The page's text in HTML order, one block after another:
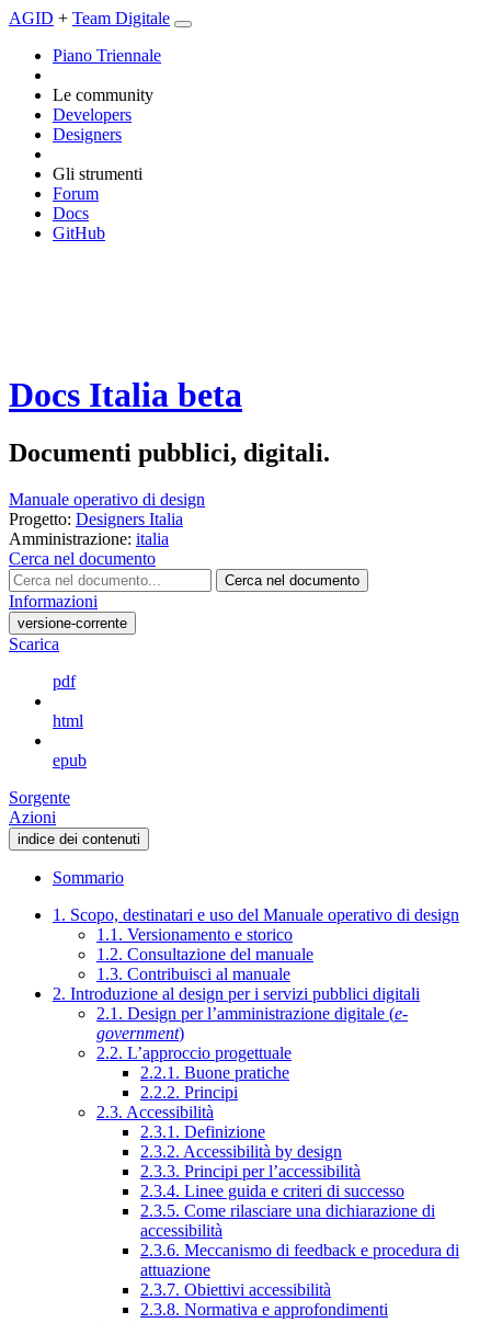
AGID + Team Digitale
Piano Triennale
Le community
Developers
Designers
Gli strumenti
Forum
Docs
GitHub
Docs Italia beta
Documenti pubblici, digitali.
Manuale operativo di design
Progetto: Designers Italia
Amministrazione: italia
Cerca nel documento
Cerca nel documento
Informazioni
versione-corrente
Scarica
pdf
html
epub
Sorgente
Azioni
indice dei contenuti
Sommario
1. Scopo, destinatari e uso del Manuale operativo di design
1.1. Versionamento e storico
1.2. Consultazione del manuale
1.3. Contribuisci al manuale
2. Introduzione al design per i servizi pubblici digitali
2.1. Design per l’amministrazione digitale (e-
government)
2.2. L’approccio progettuale
2.2.1. Buone pratiche
2.2.2. Principi
2.3. Accessibilità
2.3.1. Definizione
2.3.2. Accessibilità by design
2.3.3. Principi per l’accessibilità
2.3.4. Linee guida e criteri di successo
2.3.5. Come rilasciare una dichiarazione di
accessibilità
2.3.6. Meccanismo di feedback e procedura di
attuazione
2.3.7. Obiettivi accessibilità
2.3.8. Normativa e approfondimenti